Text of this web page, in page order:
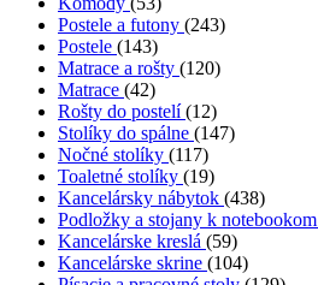
Postele a futony (243)
Postele (143)
Matrace a rošty (120)
Matrace (42)
Rošty do postelí(12)
Stolíky do spálne (147)
Nočné stolíky (117)
Toaletné stolíky (19)
Kancelársky nábytok (438)
Podložky a stojany k notebookom
Kancelárske kreslá (59)
Kancelárske skrine (104)